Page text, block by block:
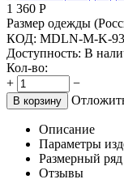
1 360 Р
Размер одежды
КОД: MDLN-M-K-
Доступность: В
Кол-во:
+
−
В корзину
Описание
Параметры
Размерный ряд
Отзывы